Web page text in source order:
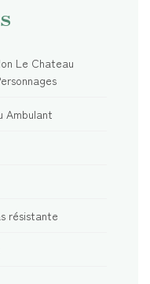
Le Chateau
Ambulant
résistante